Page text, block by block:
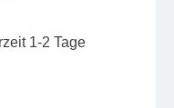
1-2 Tage
gewünschten